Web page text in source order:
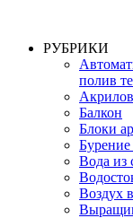
РУБРИКИ
полив
Балкон
Блоки
Вода из
Воздух